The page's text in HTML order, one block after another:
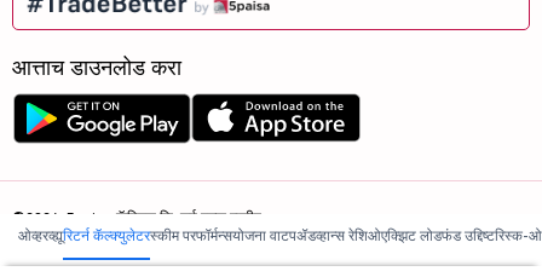
ओव्हरव्ह्यूरिटर्न कॅल्क्युलेटरस्कीम परफॉर्मन्सयोजना वाटपॲडव्हान्स रेशिओएक्झिट लोडफंड उद्दिष्टरिस्क-
आत्ताच डाउनलोड करा
©2026, 5paisa कॅपिटल लि. सर्व हक्क राखीव.
आम्ही ISO 27001:2022 प्रमाणित आहोत.